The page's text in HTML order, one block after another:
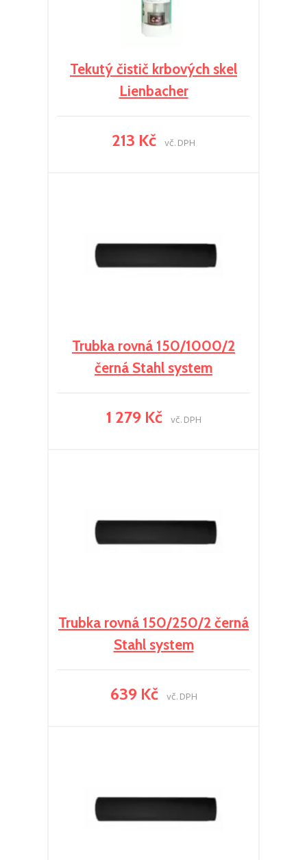
Tekutý čistič krbových skel
Lienbacher
213 Kč vč. DPH
Trubka rovná 150/1000/2
černá Stahl system
1 279 Kč vč. DPH
Trubka rovná 150/250/2 černá
Stahl system
639 Kč vč. DPH